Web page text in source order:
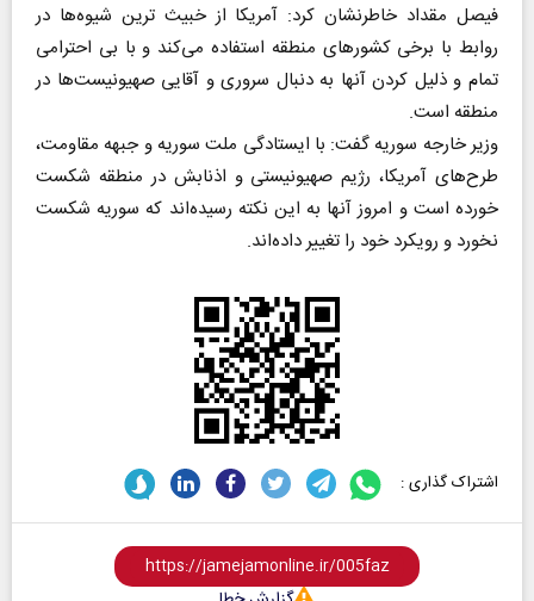
فیصل مقداد خاطرنشان کرد: آمریکا از خبیث ترین شیوه‌ها در
روابط با برخی کشورهای منطقه استفاده می‌کند و با بی احترامی
تمام و ذلیل کردن آنها به دنبال سروری و آقایی صهیونیست‌ها در
منطقه است.
وزیر خارجه سوریه گفت: با ایستادگی ملت سوریه و جبهه مقاومت،
طرح‌های آمریکا، رژیم صهیونیستی و اذنابش در منطقه شکست
خورده است و امروز آنها به این نکته رسیده‌اند که سوریه شکست
نخورد و رویکرد خود را تغییر داده‌اند.
اشتراک گذاری :